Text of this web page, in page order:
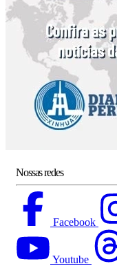
Nossas redes
Facebook
Youtube